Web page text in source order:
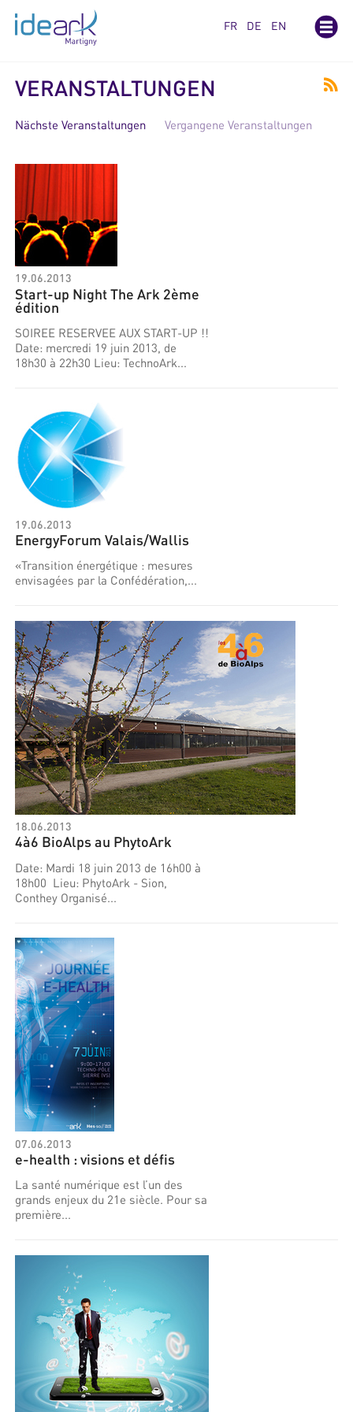
FR DE EN
VERANSTALTUNGEN
Nächste Veranstaltungen Vergangene Veranstaltungen
19.06.2013
Start-up Night The Ark 2ème
édition
SOIREE RESERVEE AUX START-UP !!
Date: mercredi 19 juin 2013, de
18h30 à 22h30 Lieu: TechnoArk...
19.06.2013
EnergyForum Valais/Wallis
«Transition énergétique : mesures
envisagées par la Confédération,...
18.06.2013
4à6 BioAlps au PhytoArk
Date: Mardi 18 juin 2013 de 16h00 à
18h00 Lieu: PhytoArk - Sion,
Conthey Organisé...
07.06.2013
e-health : visions et défis
La santé numérique est l’un des
grands enjeux du 21e siècle. Pour sa
première...